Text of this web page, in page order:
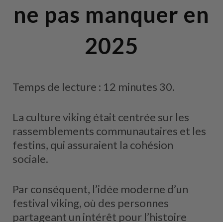
ne pas manquer en
2025
Temps de lecture : 12 minutes 30.
La culture viking était centrée sur les
rassemblements communautaires et les
festins, qui assuraient la cohésion
sociale.
Par conséquent, l’idée moderne d’un
festival viking, où des personnes
partageant un intérêt pour l’histoire